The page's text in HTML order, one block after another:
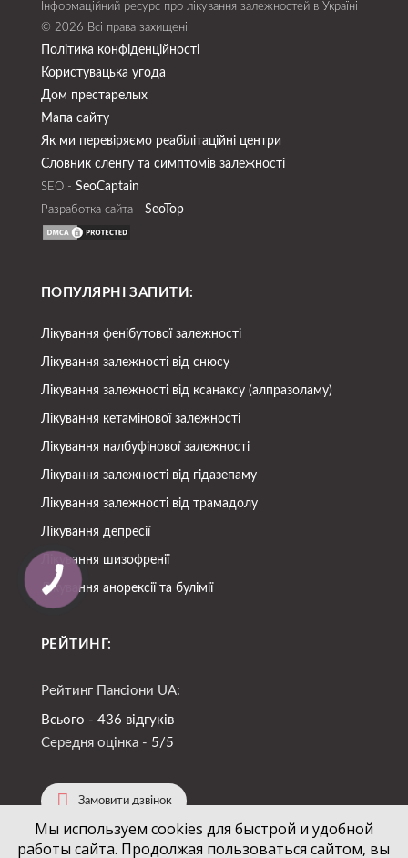
Інформаційний ресурс про лікування залежностей в Україні
© 2026 Всі права захищені
Політика конфіденційності
Користувацька угода
Дом престарелых
Мапа сайту
Як ми перевіряємо реабілітаційні центри
Словник сленгу та симптомів залежності
SEO - SeoСaptain
Разработка сайта - SeoTop
ПОПУЛЯРНІ ЗАПИТИ:
Лікування фенібутової залежності
Лікування залежності від снюсу
Лікування залежності від ксанаксу (алпразоламу)
Лікування кетамінової залежності
Лікування налбуфінової залежності
Лікування залежності від гідазепаму
Лікування залежності від трамадолу
Лікування депресії
Лікування шизофренії
Лікування анорексії та булімії
РЕЙТИНГ:
Рейтинг Пансіони UA:
Всього - 436 відгуків
Середня оцінка - 5/5
Замовити дзвінок
+38 (067) 724-94-88
Мы используем cookies для быстрой и удобной
работы сайта. Продолжая пользоваться сайтом, вы